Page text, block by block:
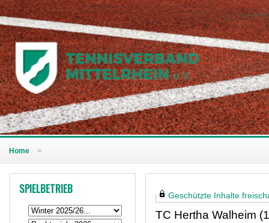
Home >
SPIELBETRIEB Geschützte Inhalte
TC Hertha Walheim